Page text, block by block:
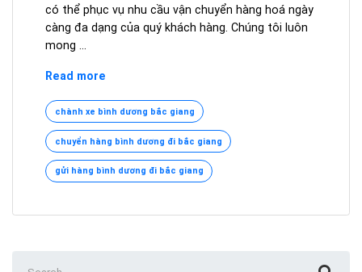
có thể phục vụ nhu cầu vận chuyển hàng hoá ngày
càng đa dạng của quý khách hàng. Chúng tôi luôn
mong …
Read more
từ
Bình
Dương
đi
Bắc
0395.951.345
chành xe bình dương bắc giang
chuyển hàng bình dương đi bắc giang
gửi hàng bình dương đi bắc giang